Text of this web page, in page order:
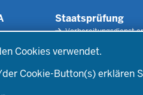
Cookies verwendet.
Cookie-Button(s) erklären
Staatsprüfung
Vorbereitungsdienst
Staatsprüfung und